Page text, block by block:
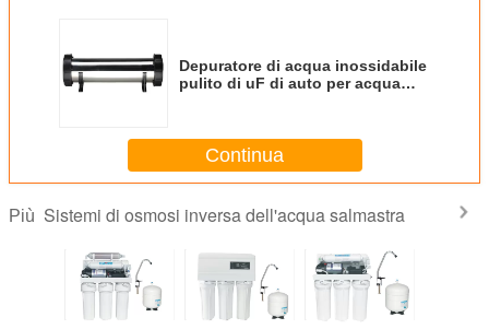
Depuratore di acqua inossidabile
pulito di uF di auto per acqua
Continua
Più Sistemi di osmosi inversa dell'acqua salmastra